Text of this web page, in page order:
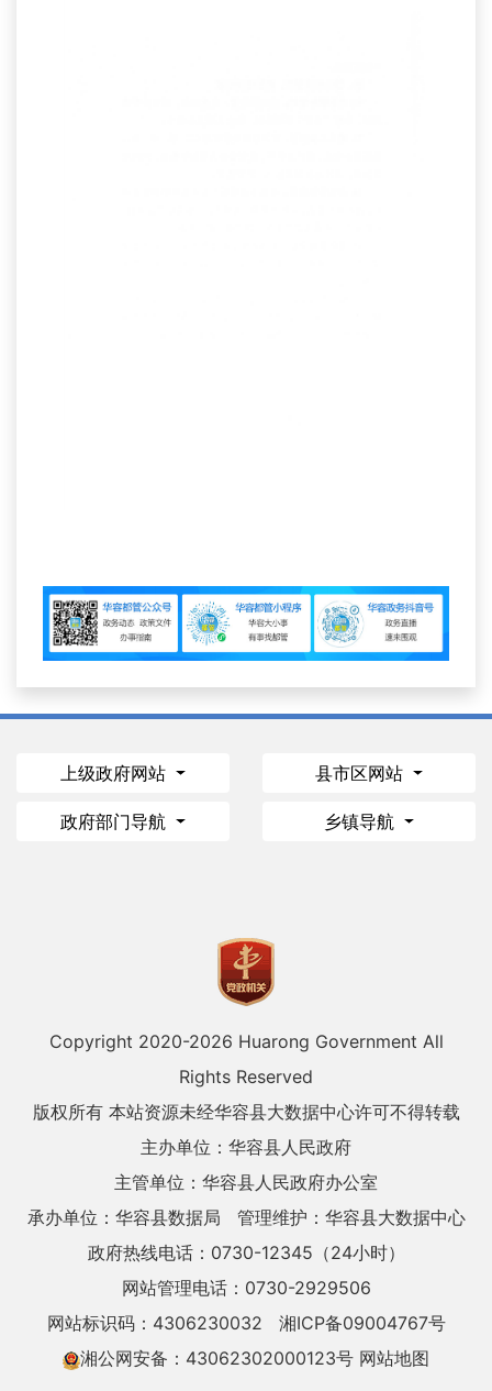
上级政府网站 县市区网站
政府部门导航 乡镇导航
Copyright 2020-2026 Huarong Government All
Rights Reserved
版权所有 本站资源未经华容县大数据中心许可不得转载
主办单位：华容县人民政府
主管单位：华容县人民政府办公室
承办单位：华容县数据局
管理维护：华容县大数据中心
政府热线电话：0730-12345（24小时）
网站管理电话：0730-2929506
网站标识码：4306230032
湘ICP备09004767号
湘公网安备：43062302000123号 网站地图